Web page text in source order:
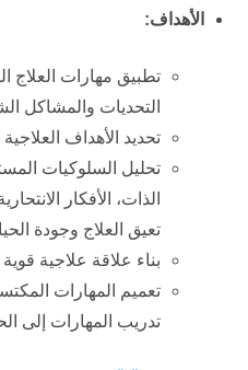
الأهداف:
تطبيق مهارات العلاج
التحديات والمشاكل
تحديد الأهداف
تحليل السلوكيات
الذات، الأفكار
تعيق العلاج وجودة
بناء علاقة علاجية
تعميم المهارات
تدريب المهارات إلى